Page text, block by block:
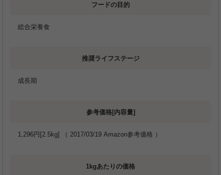
フードの目的
総合栄養食
推奨ライフステージ
成長期
参考価格[内容量]
1,296円[2.5kg] （ 2017/03/19 Amazon参考価格 ）
1kgあたりの価格